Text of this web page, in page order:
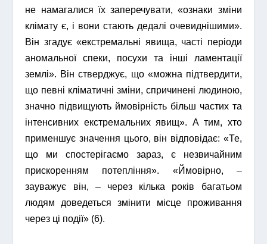
не намагалися їх заперечувати, «ознаки зміни
клімату є, і вони стають дедалі очевиднішими».
Він згадує «екстремальні явища, часті періоди
аномальної спеки, посухи та інші ламентації
землі». Він стверджує, що «можна підтвердити,
що певні кліматичні зміни, спричинені людиною,
значно підвищують ймовірність більш частих та
інтенсивних екстремальних явищ». А тим, хто
применшує значення цього, він відповідає: «Те,
що ми спостерігаємо зараз, є незвичайним
прискоренням потепління». «Ймовірно, –
зауважує він, – через кілька років багатьом
людям доведеться змінити місце проживання
через ці події» (6).